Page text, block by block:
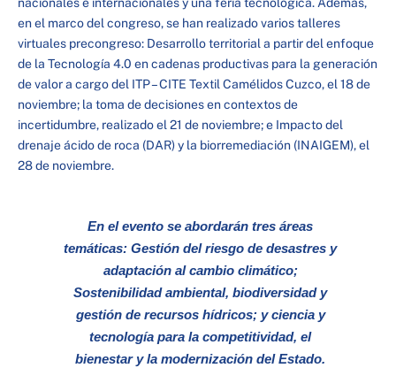
en el marco del congreso, se han realizado varios talleres
virtuales precongreso: Desarrollo territorial a partir del enfoque
de la Tecnología 4.0 en cadenas productivas para la generación
de valor a cargo del ITP – CITE Textil Camélidos Cuzco, el 18 de
noviembre; la toma de decisiones en contextos de
incertidumbre, realizado el 21 de noviembre; e Impacto del
drenaje ácido de roca (DAR) y la biorremediación (INAIGEM), el
28 de noviembre.
En el evento se abordarán tres áreas
temáticas: Gestión del riesgo de desastres y
adaptación al cambio climático;
Sostenibilidad ambiental, biodiversidad y
gestión de recursos hídricos; y ciencia y
tecnología para la competitividad, el
bienestar y la modernización del Estado.